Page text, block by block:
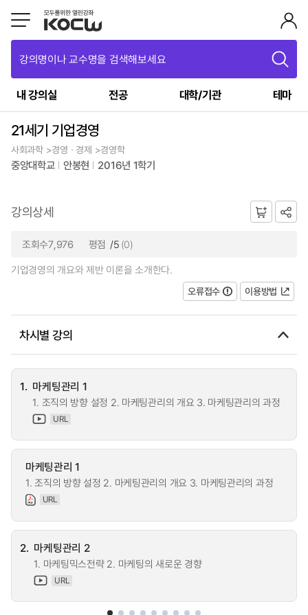
강의명이나 교수명을 검색해보세요
내 강의실 전공 대학/기관 테마
21세기 기업경영
사회과학 >경영ㆍ경제 >경영학
중앙대학교 안봉현 2016년 1학기
강의상세
조회수7,976 평점 /5 (0)
기업경영의 개요와 제반 이론을 소개한다.
오류접수
이용방법
차시별 강의
1. 마케팅관리 1
1. 조직의 방향 설정 2. 마케팅관리의 개요 3. 마케팅관리의 과정
URL
마케팅관리 1
1. 조직의 방향 설정 2. 마케팅관리의 개요 3. 마케팅관리의 과정
URL
2. 마케팅관리 2
1. 마케팅믹스전략 2. 마케팅의 새로운 경향
URL